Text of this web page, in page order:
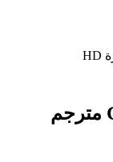
فيلم Christmas Break-In 2018 مترجم